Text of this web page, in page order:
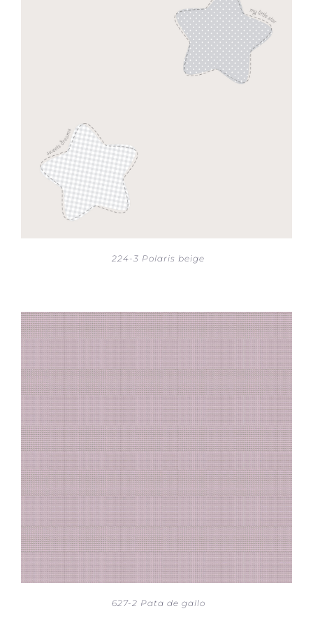
224-3 Polaris beige
627-2 Pata de gallo